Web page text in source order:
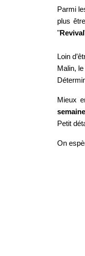
Parmi
plus
"Revival
Loin
Malin,
Mieux
Petit
On